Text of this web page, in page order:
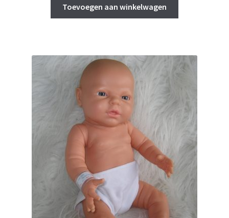
was:
€ 33,95.
is:
€ 27,95.
Toevoegen aan winkelwagen